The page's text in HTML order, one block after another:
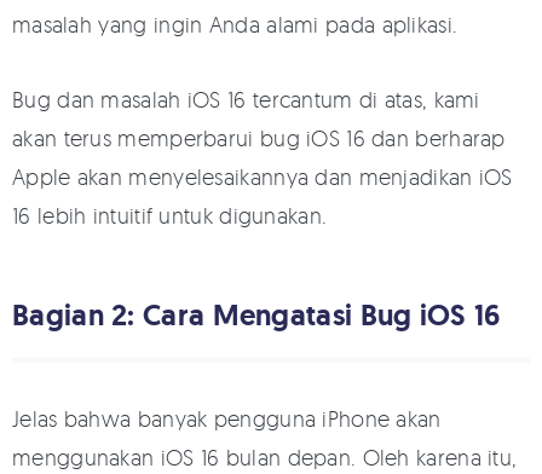
masalah yang ingin Anda alami pada aplikasi.
Bug dan masalah iOS 16 tercantum di atas, kami
akan terus memperbarui bug iOS 16 dan berharap
Apple akan menyelesaikannya dan menjadikan iOS
16 lebih intuitif untuk digunakan.
Bagian 2: Cara Mengatasi Bug iOS 16
Jelas bahwa banyak pengguna iPhone akan
menggunakan iOS 16 bulan depan. Oleh karena itu,